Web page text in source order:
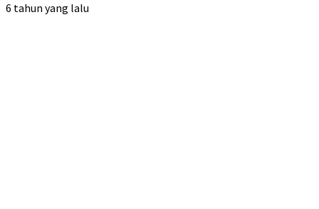
6 tahun yang lalu